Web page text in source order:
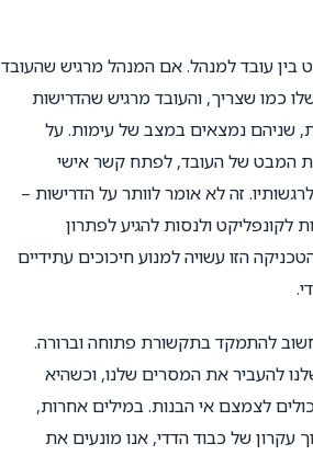
בין עובד למנהל. אם המנהל מרגיש שהעובד
כמו שצריך, והעובד מרגיש שהדרישות
שניהם נמצאים במצב של עימות. על
המבט של העובד, לפתח קשר אישי
זה לא אומר לוותר על הדרישות –
לקונפליקט ולנסות להגיע לפתרון
הזו עשויה למנוע חיכוכים עתידיים
להתמקד בתקשורת פתוחה וברורה.
להעביר את המסרים שלנו, וכשהיא
לצמצם אי הבנות. במילים אחרות,
עקרון של כבוד הדדי, אנו מונעים את